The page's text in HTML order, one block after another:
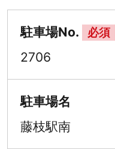
駐車場No. 必須
2706
駐車場名
藤枝駅南